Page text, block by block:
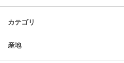
カテゴリ
産地